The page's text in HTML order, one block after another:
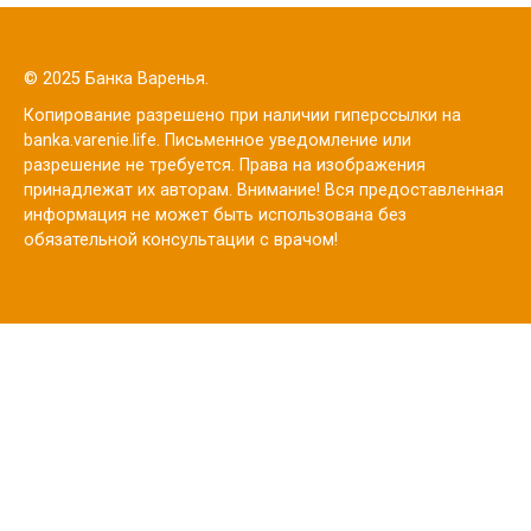
© 2025 Банка Варенья.
Копирование разрешено при наличии гиперссылки на
banka.varenie.life. Письменное уведомление или
разрешение не требуется. Права на изображения
принадлежат их авторам. Внимание! Вся предоставленная
информация не может быть использована без
обязательной консультации с врачом!